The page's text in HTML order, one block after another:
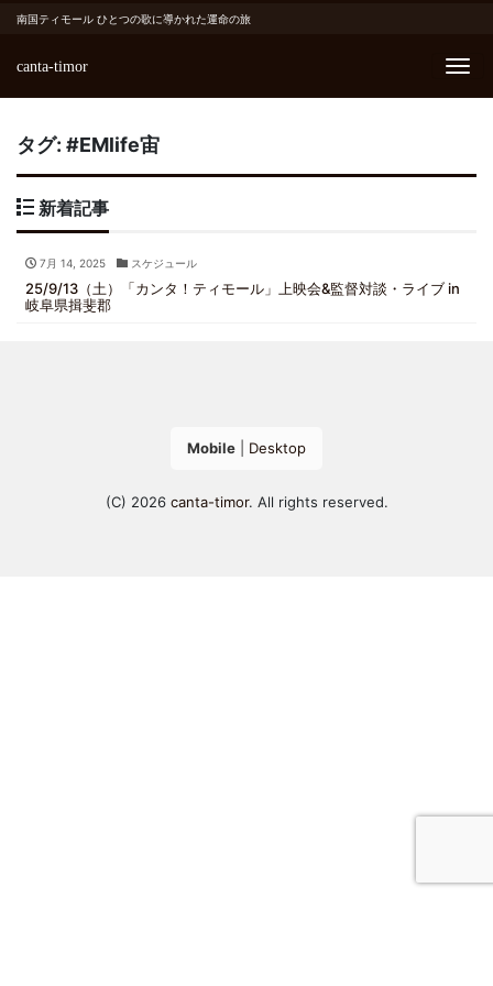
南国ティモール ひとつの歌に導かれた運命の旅
canta-timor
タグ: #EMlife宙
新着記事
7月 14, 2025 スケジュール
25/9/13（土）「カンタ！ティモール」上映会&監督対談・ライブ in
岐阜県揖斐郡
Mobile Desktop
(C) 2026 canta-timor. All rights reserved.